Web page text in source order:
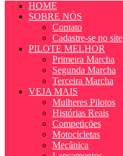
HOME
SOBRE NÓS
Contato
Cadastre-se no site
PILOTE MELHOR
Primeira Marcha
Segunda Marcha
Terceira Marcha
VEJA MAIS
Mulheres Pilotos
Histórias Reais
Competições
Motocicletas
Mecânica